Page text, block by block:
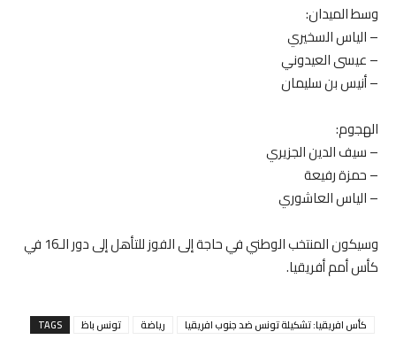
وسط الميدان:
– الياس السخيري
– عيسى العيدوني
– أنيس بن سليمان
الهجوم:
– سيف الدين الجزيري
– حمزة رفيعة
– الياس العاشوري
وسيكون المنتخب الوطني في حاجة إلى الفوز للتأهل إلى دور الـ16 في
كأس أمم أفريقيا.
TAGS تونس باظ رياضة كأس افريقيا: تشكيلة تونس ضد جنوب افريقيا